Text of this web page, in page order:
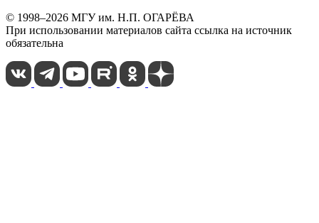
© 1998–2026 МГУ им. Н.П. ОГАРЁВА
При использовании материалов сайта ссылка на источник
обязательна